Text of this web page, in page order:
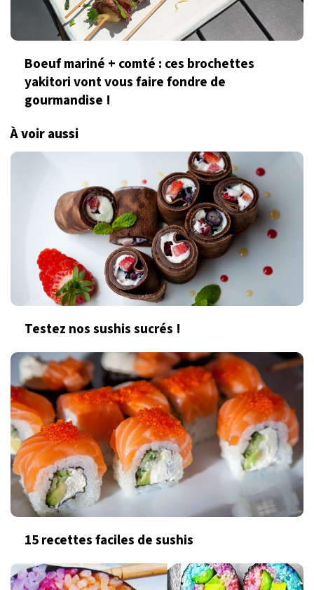
Boeuf mariné + comté : ces brochettes
yakitori vont vous faire fondre de
gourmandise !
À voir aussi
Testez nos sushis sucrés !
15 recettes faciles de sushis